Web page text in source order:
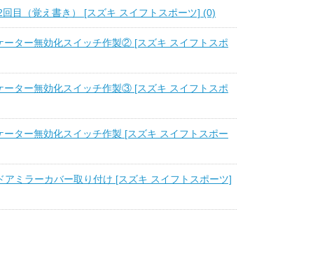
目（覚え書き） [スズキ スイフトスポーツ] (0)
ーター無効化スイッチ作製② [スズキ スイフトスポ
ーター無効化スイッチ作製③ [スズキ スイフトスポ
ーター無効化スイッチ作製 [スズキ スイフトスポー
アミラーカバー取り付け [スズキ スイフトスポーツ]